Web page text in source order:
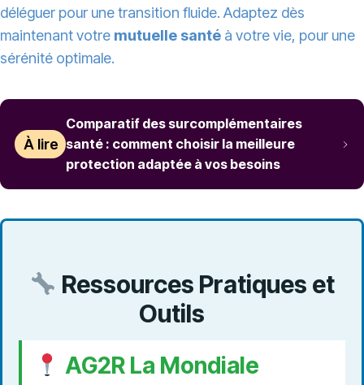
déléguer pour une transition fluide. Adaptez dès
maintenant votre mutuelle santé à votre vie, pour une
sérénité optimale.
À lire
Comparatif des surcomplémentaires
santé : comment choisir la meilleure
protection adaptée à vos besoins
Ressources Pratiques et
Outils
AG2R La Mondiale